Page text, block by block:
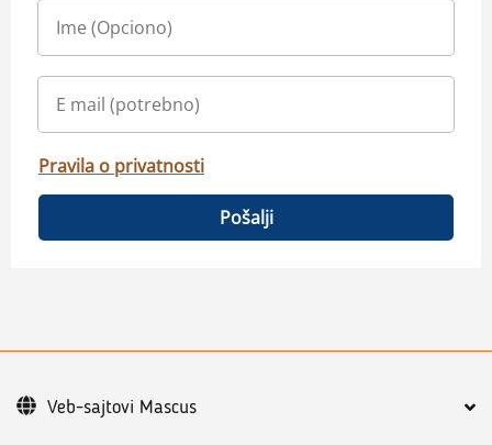
Pravila o privatnosti
Pošalji
Veb-sajtovi Mascus